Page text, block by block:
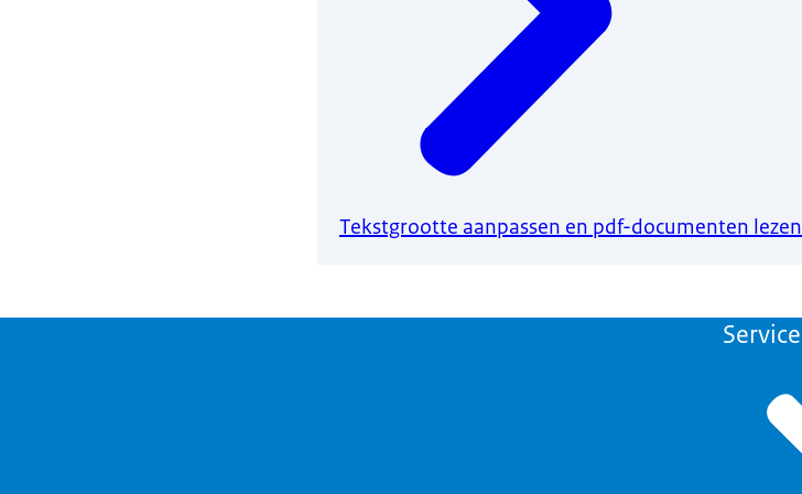
Tekstgrootte aanpassen en pdf-documenten lezen
Service